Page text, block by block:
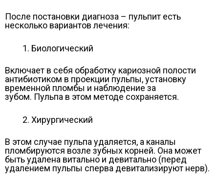
После постановки диагноза – пульпит есть
несколько вариантов лечения:
Биологический
Включает в себя обработку кариозной полости
антибиотиком в проекции пульпы, установку
временной пломбы и наблюдение за
зубом. Пульпа в этом методе сохраняется.
Хирургический
В этом случае пульпа удаляется, а каналы
пломбируются возле зубных корней. Она может
быть удалена витально и девитально (перед
удалением пульпы сперва девитализируют нерв).